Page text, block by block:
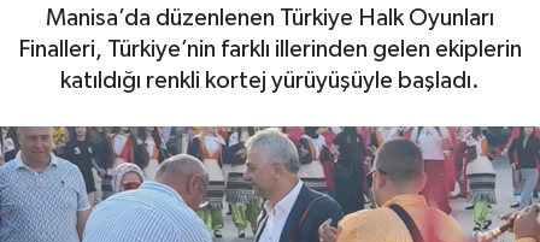
Manisa’da düzenlenen Türkiye Halk Oyunları
Finalleri, Türkiye’nin farklı illerinden gelen ekiplerin
katıldığı renkli kortej yürüyüşüyle başladı.
Otovitrin
Magazin
Gayrimenkul
Haber Arşivi